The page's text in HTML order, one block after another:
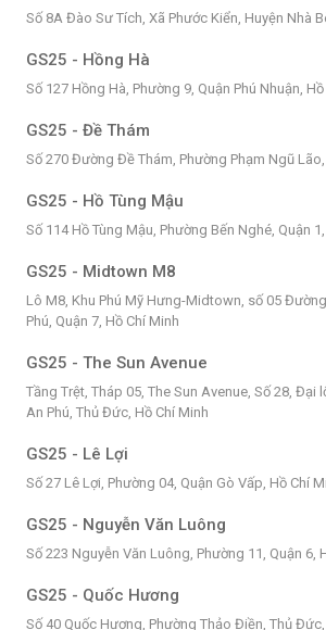
Số 8A Đào Sư Tích, Xã Phước Kiển, Huyện Nhà
GS25 - Hồng Hà
Số 127 Hồng Hà, Phường 9, Quận Phú Nhuận,
GS25 - Đề Thám
Số 270 Đường Đề Thám, Phường Phạm Ngũ Lão,
GS25 - Hồ Tùng Mậu
Số 114 Hồ Tùng Mậu, Phường Bến Nghé, Quận
GS25 - Midtown M8
Lô M8, Khu Phú Mỹ Hưng-Midtown, số 05
Phú, Quận 7, Hồ Chí Minh
GS25 - The Sun Avenue
Tầng Trệt, Tháp 05, The Sun Avenue, Số 28, Đại
An Phú, Thủ Đức, Hồ Chí Minh
GS25 - Lê Lợi
Số 27 Lê Lợi, Phường 04, Quận Gò Vấp, Hồ Chí
GS25 - Nguyễn Văn Luông
Số 223 Nguyễn Văn Luông, Phường 11, Quận 6,
GS25 - Quốc Hương
Số 40 Quốc Hương, Phường Thảo Điền, Thủ